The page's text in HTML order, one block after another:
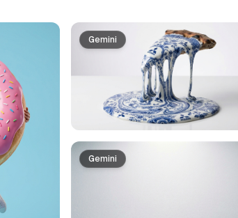
Gemini
Gemini